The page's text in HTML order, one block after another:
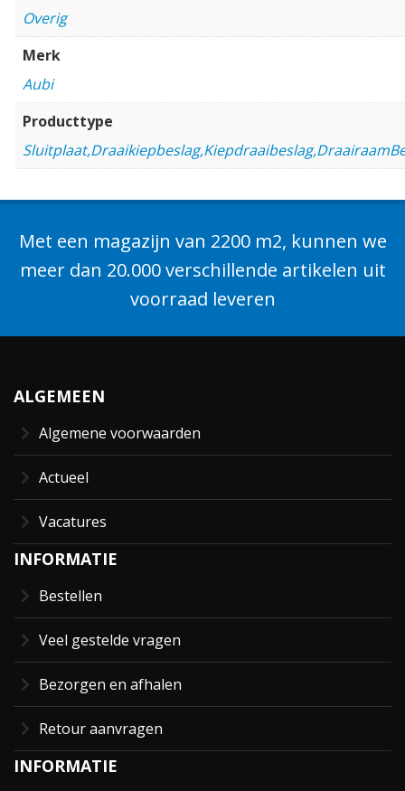
Overig
Merk
Aubi
Producttype
Met een magazijn van 2200 m2, kunnen we
meer dan 20.000 verschillende artikelen uit
voorraad leveren
ALGEMEEN
Algemene voorwaarden
Actueel
Vacatures
INFORMATIE
Bestellen
Veel gestelde vragen
Bezorgen en afhalen
Retour aanvragen
INFORMATIE